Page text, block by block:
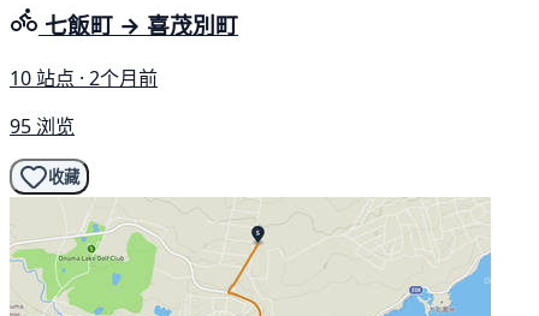
七飯町 → 喜茂別町
10 站点 · 2个月前
95 浏览
收藏